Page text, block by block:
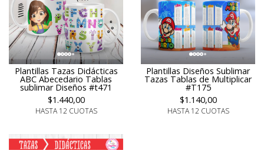
Plantillas Tazas Didácticas
ABC Abecedario Tablas
sublimar Diseños #t471
$1.440,00
HASTA 12 CUOTAS
Plantillas Diseños Sublimar
Tazas Tablas de Multiplicar
#T175
$1.140,00
HASTA 12 CUOTAS